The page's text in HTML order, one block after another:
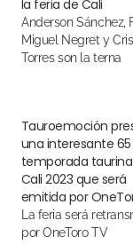
la feria de Cali
Anderson Sánchez, Felipe
Miguel Negret y
Torres son la terna
Tauroemoción
una interesante 65
temporada
Cali 2023 que será
emitida por
por OneToro TV